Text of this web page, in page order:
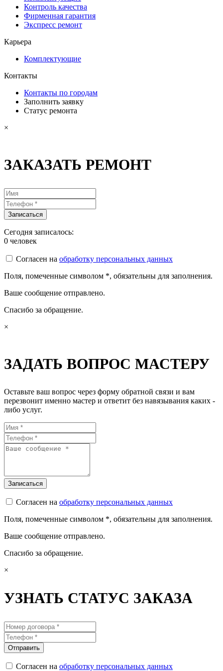
Контроль качества
Фирменная гарантия
Экспресс ремонт
Карьера
Комплектующие
Контакты
Контакты по городам
Заполнить заявку
Статус ремонта
×
ЗАКАЗАТЬ РЕМОНТ
Сегодня записалось:
0 человек
Согласен на обработку персональных данных
Поля, помеченные символом *, обязательны для заполнения.
Ваше сообщение отправлено.
Спасибо за обращение.
×
ЗАДАТЬ ВОПРОС МАСТЕРУ
Оставьте ваш вопрос через форму обратной связи и вам
перезвонит именно мастер и ответит без навязывания каких -
либо услуг.
Согласен на обработку персональных данных
Поля, помеченные символом *, обязательны для заполнения.
Ваше сообщение отправлено.
Спасибо за обращение.
×
УЗНАТЬ СТАТУС ЗАКАЗА
Согласен на обработку персональных данных